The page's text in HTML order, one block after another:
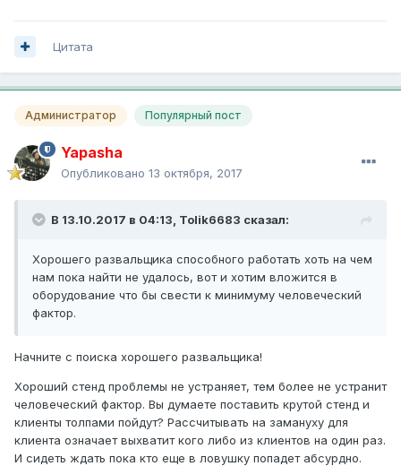
Цитата
Администратор Популярный пост
Yapasha
Опубликовано 13 октября, 2017
В 13.10.2017 в 04:13, Tolik6683 сказал:
Хорошего развальщика способного работать хоть на чем
нам пока найти не удалось, вот и хотим вложится в
оборудование что бы свести к минимуму человеческий
фактор.
Начните с поиска хорошего развальщика!
Хороший стенд проблемы не устраняет, тем более не устранит
человеческий фактор. Вы думаете поставить крутой стенд и
клиенты толпами пойдут? Рассчитывать на замануху для
клиента означает выхватит кого либо из клиентов на один раз.
И сидеть ждать пока кто еще в ловушку попадет абсурдно.